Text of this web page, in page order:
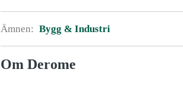
Ämnen: Bygg & Industri
Om Derome